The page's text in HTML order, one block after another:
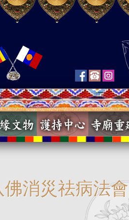
消災祛病法會